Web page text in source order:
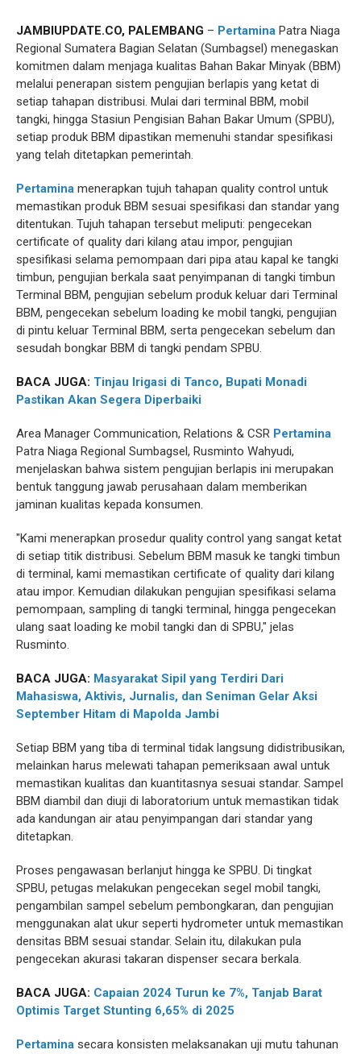
JAMBIUPDATE.CO, PALEMBANG – Pertamina Patra Niaga
Regional Sumatera Bagian Selatan (Sumbagsel) menegaskan
komitmen dalam menjaga kualitas Bahan Bakar Minyak (BBM)
melalui penerapan sistem pengujian berlapis yang ketat di
setiap tahapan distribusi. Mulai dari terminal BBM, mobil
tangki, hingga Stasiun Pengisian Bahan Bakar Umum (SPBU),
setiap produk BBM dipastikan memenuhi standar spesifikasi
yang telah ditetapkan pemerintah.
Pertamina menerapkan tujuh tahapan quality control untuk
memastikan produk BBM sesuai spesifikasi dan standar yang
ditentukan. Tujuh tahapan tersebut meliputi: pengecekan
certificate of quality dari kilang atau impor, pengujian
spesifikasi selama pemompaan dari pipa atau kapal ke tangki
timbun, pengujian berkala saat penyimpanan di tangki timbun
Terminal BBM, pengujian sebelum produk keluar dari Terminal
BBM, pengecekan sebelum loading ke mobil tangki, pengujian
di pintu keluar Terminal BBM, serta pengecekan sebelum dan
sesudah bongkar BBM di tangki pendam SPBU.
BACA JUGA: Tinjau Irigasi di Tanco, Bupati Monadi
Pastikan Akan Segera Diperbaiki
Area Manager Communication, Relations & CSR Pertamina
Patra Niaga Regional Sumbagsel, Rusminto Wahyudi,
menjelaskan bahwa sistem pengujian berlapis ini merupakan
bentuk tanggung jawab perusahaan dalam memberikan
jaminan kualitas kepada konsumen.
"Kami menerapkan prosedur quality control yang sangat ketat
di setiap titik distribusi. Sebelum BBM masuk ke tangki timbun
di terminal, kami memastikan certificate of quality dari kilang
atau impor. Kemudian dilakukan pengujian spesifikasi selama
pemompaan, sampling di tangki terminal, hingga pengecekan
ulang saat loading ke mobil tangki dan di SPBU," jelas
Rusminto.
BACA JUGA: Masyarakat Sipil yang Terdiri Dari
Mahasiswa, Aktivis, Jurnalis, dan Seniman Gelar Aksi
September Hitam di Mapolda Jambi
Setiap BBM yang tiba di terminal tidak langsung didistribusikan,
melainkan harus melewati tahapan pemeriksaan awal untuk
memastikan kualitas dan kuantitasnya sesuai standar. Sampel
BBM diambil dan diuji di laboratorium untuk memastikan tidak
ada kandungan air atau penyimpangan dari standar yang
ditetapkan.
Proses pengawasan berlanjut hingga ke SPBU. Di tingkat
SPBU, petugas melakukan pengecekan segel mobil tangki,
pengambilan sampel sebelum pembongkaran, dan pengujian
menggunakan alat ukur seperti hydrometer untuk memastikan
densitas BBM sesuai standar. Selain itu, dilakukan pula
pengecekan akurasi takaran dispenser secara berkala.
BACA JUGA: Capaian 2024 Turun ke 7%, Tanjab Barat
Optimis Target Stunting 6,65% di 2025
Pertamina secara konsisten melaksanakan uji mutu tahunan